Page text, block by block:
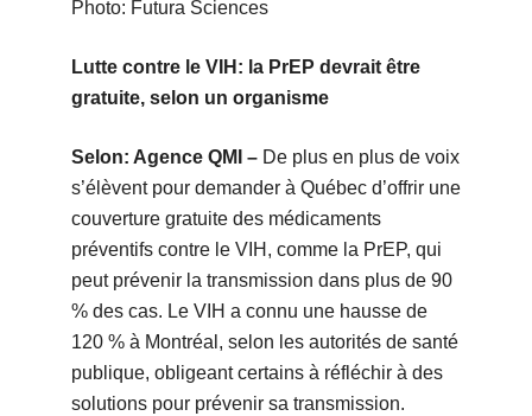
Photo: Futura Sciences
Lutte contre le VIH: la PrEP devrait être
gratuite, selon un organisme
Selon: Agence QMI –De plus en plus de voix
s’élèvent pour demander à Québec d’offrir une
couverture gratuite des médicaments
préventifs contre le VIH, comme la PrEP, qui
peut prévenir la transmission dans plus de 90
% des cas. Le VIH a connu une hausse de
120 % à Montréal, selon les autorités de santé
publique, obligeant certains à réfléchir à des
solutions pour prévenir sa transmission.